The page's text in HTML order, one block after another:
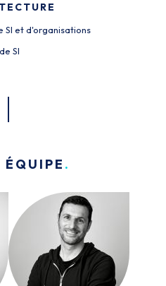
SI et d'organisations
SI
ÉQUIPE